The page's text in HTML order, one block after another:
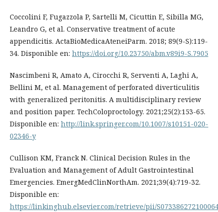
Coccolini F, Fugazzola P, Sartelli M, Cicuttin E, Sibilla MG,
Leandro G, et al. Conservative treatment of acute
appendicitis. ActaBioMedicaAteneiParm. 2018; 89(9-S):119-
34. Disponible en: https://doi.org/10.23750/abm.v89i9-S.7905
Nascimbeni R, Amato A, Cirocchi R, Serventi A, Laghi A,
Bellini M, et al. Management of perforated diverticulitis
with generalized peritonitis. A multidisciplinary review
and position paper. TechColoproctology. 2021;25(2):153-65.
Disponible en: http://link.springer.com/10.1007/s10151-020-
02346-y
Cullison KM, Franck N. Clinical Decision Rules in the
Evaluation and Management of Adult Gastrointestinal
Emergencies. EmergMedClinNorthAm. 2021;39(4):719-32.
Disponible en:
https://linkinghub.elsevier.com/retrieve/pii/